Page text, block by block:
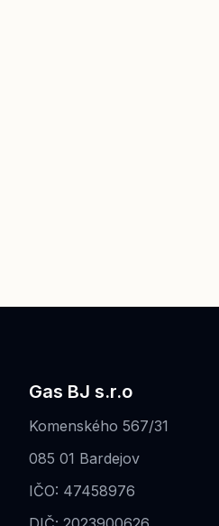
Gas BJ s.r.o
Komenského 567/31
085 01 Bardejov
IČO: 47458976